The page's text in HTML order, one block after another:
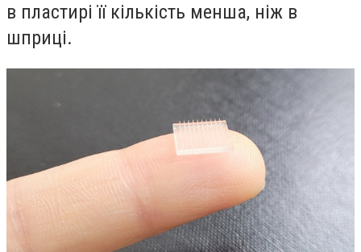
в пластирі її кількість менша, ніж в
шприці.